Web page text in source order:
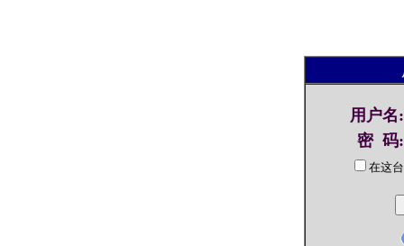
用户名:
密 码:
在这